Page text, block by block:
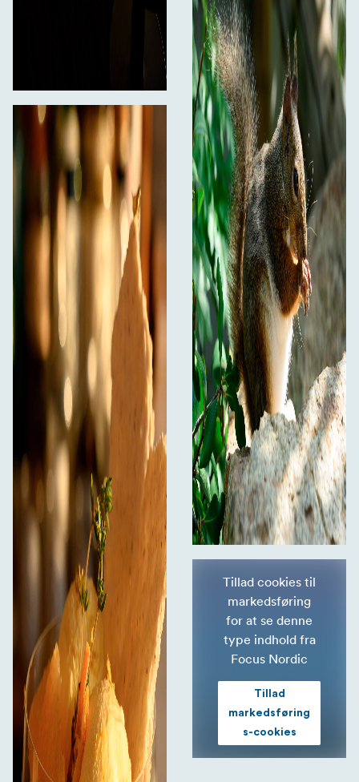
Tillad cookies til
markedsføring
for at se denne
type indhold fra
Focus Nordic
Tillad
markedsføring
s-cookies